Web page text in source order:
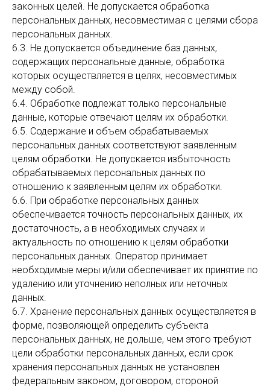
законных целей. Не допускается обработка
персональных данных, несовместимая с целями сбора
персональных данных.
6.3. Не допускается объединение баз данных,
содержащих персональные данные, обработка
которых осуществляется в целях, несовместимых
между собой.
6.4. Обработке подлежат только персональные
данные, которые отвечают целям их обработки.
6.5. Содержание и объем обрабатываемых
персональных данных соответствуют заявленным
целям обработки. Не допускается избыточность
обрабатываемых персональных данных по
отношению к заявленным целям их обработки.
6.6. При обработке персональных данных
обеспечивается точность персональных данных, их
достаточность, а в необходимых случаях и
актуальность по отношению к целям обработки
персональных данных. Оператор принимает
необходимые меры и/или обеспечивает их принятие по
удалению или уточнению неполных или неточных
данных.
6.7. Хранение персональных данных осуществляется в
форме, позволяющей определить субъекта
персональных данных, не дольше, чем этого требуют
цели обработки персональных данных, если срок
хранения персональных данных не установлен
федеральным законом, договором, стороной